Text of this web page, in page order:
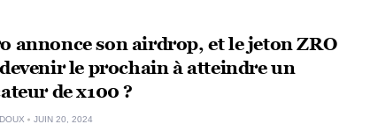
annonce son airdrop, et le jeton ZRO
le prochain à atteindre un
de x100 ?
JUIN 20, 2024